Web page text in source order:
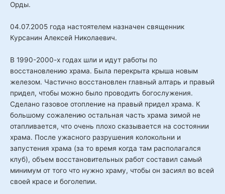
Орды.
04.07.2005 года настоятелем назначен священник
Курсанин Алексей Николаевич.
В 1990-2000-х годах шли и идут работы по
восстановлению храма. Была перекрыта крыша новым
железом. Частично восстановлен главный алтарь и правый
придел, чтобы можно было проводить богослужения.
Сделано газовое отопление на правый придел храма. К
большому сожалению остальная часть храма зимой не
отапливается, что очень плохо сказывается на состоянии
храма. После ужасного разрушения колокольни и
запустения храма (за то время когда там располагался
клуб), объем восстановительных работ составил самый
минимум от того что нужно храму, чтобы он засиял во всей
своей красе и боголепии.